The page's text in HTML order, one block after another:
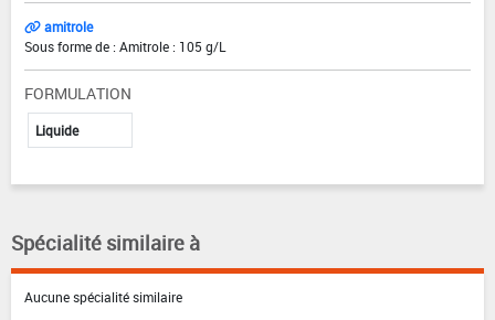
amitrole
Sous forme de : Amitrole : 105 g/L
FORMULATION
Liquide
Spécialité similaire à
Aucune spécialité similaire